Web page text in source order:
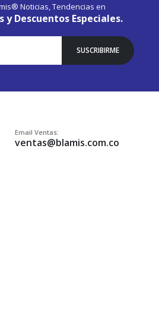
Noticias, Tendencias en
y Descuentos Especiales.
SUSCRIBIRME
Email Ventas:
ventas@blamis.com.co